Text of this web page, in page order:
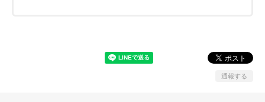
通報する